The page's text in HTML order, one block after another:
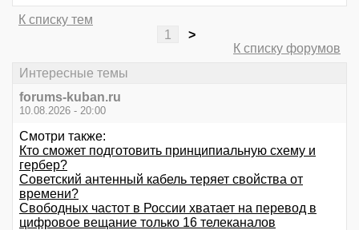
К списку тем
1
>
К списку форумов
Интересные темы
forums-kuban.ru
10.08.2026 - 20:00
Смотри также:
Кто сможет подготовить принципиальную схему и
гербер?
Советский антенный кабель теряет свойства от
времени?
Свободных частот в России хватает на перевод в
цифровое вещание только 16 телеканалов